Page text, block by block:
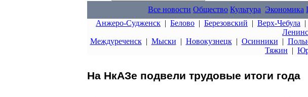
Все новости Общество Культура Экономика
Анжеро-Судженск | Белово | Березовский | Верх-Чебула |
Междуреченск| Мыски | Новокузнецк| Осинники |
Тяжин |
На НкАЗе подвели трудовые итоги года